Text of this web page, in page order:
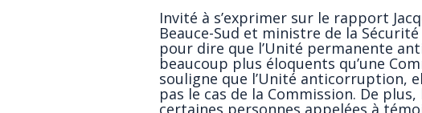
Invité à s’exprimer sur le rapport
Beauce-Sud et ministre de la
pour dire que l’Unité permanente
beaucoup plus éloquents qu’une
souligne que l’Unité anticorruption,
pas le cas de la Commission. De
certaines personnes appelées à